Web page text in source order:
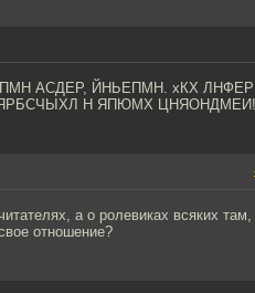
АСДЕР, ЙНЬЕПМН. хКХ
Н ЯПЮМХ ЦНЯОНДМЕИ!
а о ролевиках всяких там,
отношение?